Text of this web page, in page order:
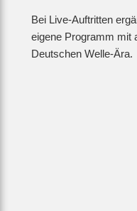
Bei Live-Auftritten
eigene Programm mit
Deutschen Welle-Ära.